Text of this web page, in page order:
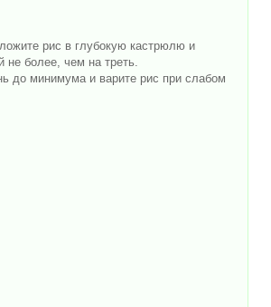
рис в глубокую кастрюлю и
более, чем на треть.
до минимума и варите рис при слабом